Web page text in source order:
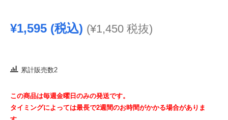
720ml
¥1,595 (税込) (¥1,450 税抜)
累計販売数2
この商品は毎週金曜日のみの発送です。
タイミングによっては最長で2週間のお時間がかかる場合がありま